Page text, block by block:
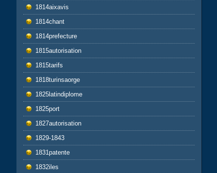
1814aixavis
1814chant
1814prefecture
1815autorisation
1815tarifs
1818turinsaorge
1825latindiplome
1825port
1827autorisation
1829-1843
1831patente
1832iles